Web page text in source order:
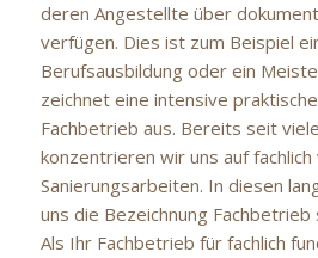
deren Angestellte über
verfügen. Dies ist zum Beispiel
Berufsausbildung oder ein
zeichnet eine intensive
Fachbetrieb aus. Bereits seit
konzentrieren wir uns auf
Sanierungsarbeiten. In diesen
uns die Bezeichnung
Als Ihr Fachbetrieb für fachlich